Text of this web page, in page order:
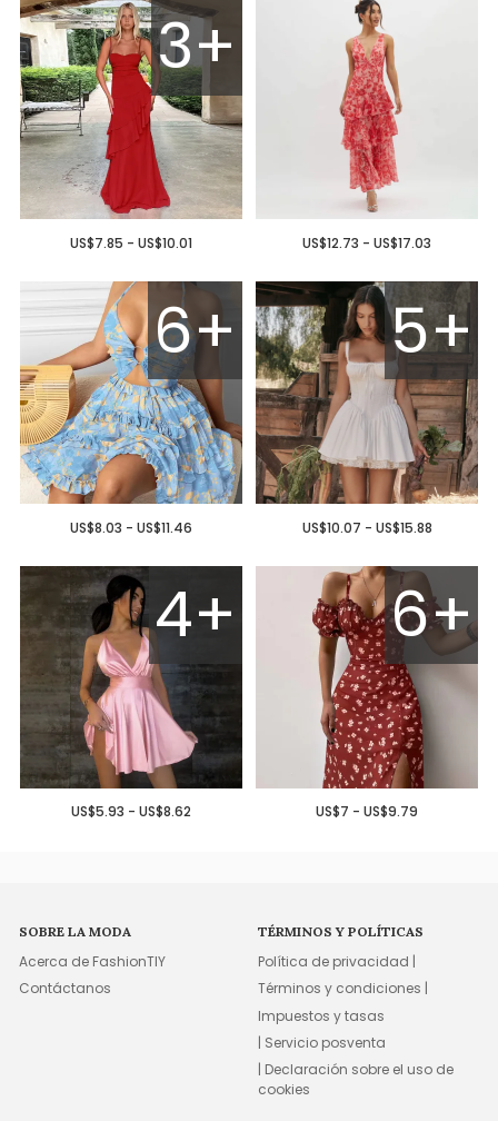
3+
US$7.85 - US$10.01 US$12.73 - US$17.03
6+
US$8.03 - US$11.46
5+
US$10.07 - US$15.88
4+
US$5.93 - US$8.62
6+
US$7 - US$9.79
SOBRE LA MODA
Acerca de FashionTIY
Contáctanos
TÉRMINOS Y POLÍTICAS
Política de privacidad |
Términos y condiciones |
Impuestos y tasas
| Servicio posventa
| Declaración sobre el uso de
cookies